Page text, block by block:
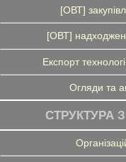
[ОВТ]
[ОВТ]
Експорт
Огляди та
СТРУКТУРА